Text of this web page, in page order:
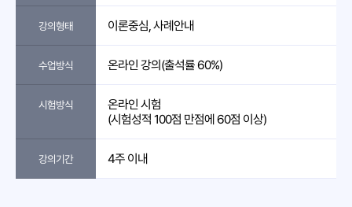
강의형태 이론중심, 사례안내
수업방식 온라인 강의(출석률 60%)
시험방식
온라인 시험
(시험성적 100점 만점에 60점 이상)
강의기간 4주 이내